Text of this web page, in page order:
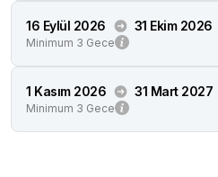
16 Eylül 2026 31 Ekim 2026
Minimum 3 Gece
1 Kasım 2026 31 Mart 2027
Minimum 3 Gece